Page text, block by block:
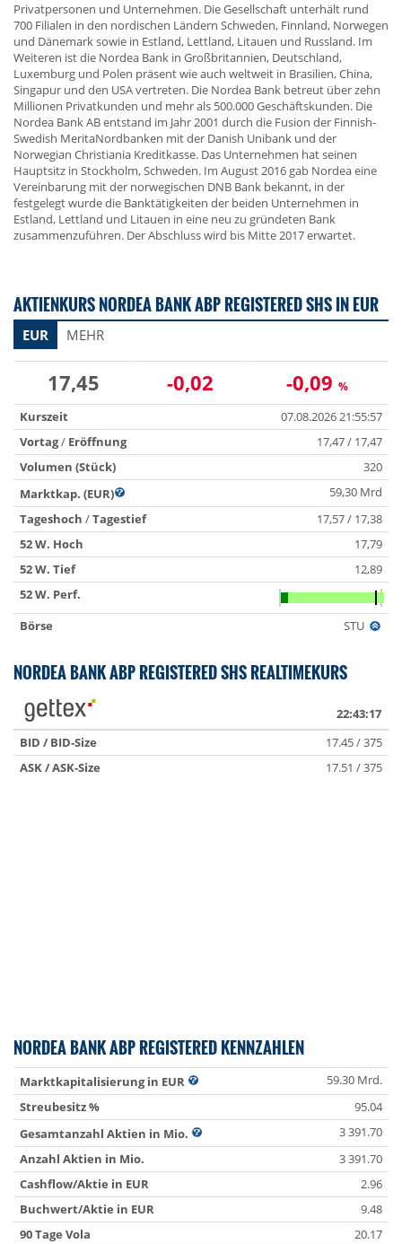
Privatpersonen und Unternehmen. Die Gesellschaft unterhält rund
700 Filialen in den nordischen Ländern Schweden, Finnland, Norwegen
und Dänemark sowie in Estland, Lettland, Litauen und Russland. Im
Weiteren ist die Nordea Bank in Großbritannien, Deutschland,
Luxemburg und Polen präsent wie auch weltweit in Brasilien, China,
Singapur und den USA vertreten. Die Nordea Bank betreut über zehn
Millionen Privatkunden und mehr als 500.000 Geschäftskunden. Die
Nordea Bank AB entstand im Jahr 2001 durch die Fusion der Finnish-
Swedish MeritaNordbanken mit der Danish Unibank und der
Norwegian Christiania Kreditkasse. Das Unternehmen hat seinen
Hauptsitz in Stockholm, Schweden. Im August 2016 gab Nordea eine
Vereinbarung mit der norwegischen DNB Bank bekannt, in der
festgelegt wurde die Banktätigkeiten der beiden Unternehmen in
Estland, Lettland und Litauen in eine neu zu gründeten Bank
zusammenzuführen. Der Abschluss wird bis Mitte 2017 erwartet.
AKTIENKURS NORDEA BANK ABP REGISTERED SHS IN EUR
EUR MEHR
17,45 -0,02 -0,09 %
Kurszeit
07.08.2026 21:55:57
Vortag/ Eröffnung
17,47 / 17,47
Volumen (Stück)
320
Marktkap. (EUR)
59,30 Mrd
Tageshoch /Tagestief
17,57 / 17,38
52 W. Hoch
17,79
52 W. Tief
12,89
52 W. Perf.
Börse
STU
NORDEA BANK ABP REGISTERED SHS REALTIMEKURS
22:43:17
BID / BID-Size
17.45 / 375
ASK / ASK-Size
17.51 / 375
NORDEA BANK ABP REGISTERED KENNZAHLEN
Marktkapitalisierung in EUR
59.30 Mrd.
Streubesitz %
95.04
Gesamtanzahl Aktien in Mio.
3 391.70
Anzahl Aktien in Mio.
3 391.70
Cashflow/Aktie in EUR
2.96
Buchwert/Aktie in EUR
9.48
90 Tage Vola
20.17